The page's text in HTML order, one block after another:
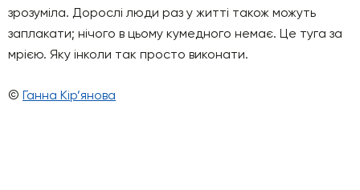
зрозуміла. Дорослі люди раз у житті також можуть
заплакати; нічого в цьому кумедного немає. Це туга за
мрією. Яку інколи так просто виконати.
© Ганна Кір’янова